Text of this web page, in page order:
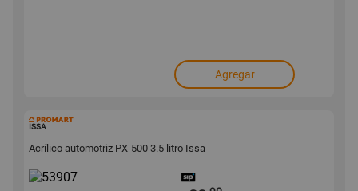
Agregar
ISSA
Acrílico automotriz PX-500 3.5 litro Issa